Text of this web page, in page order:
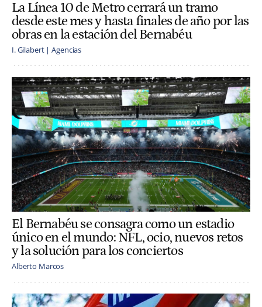
La Línea 10 de Metro cerrará un tramo
desde este mes y hasta finales de año por las
obras en la estación del Bernabéu
I. Gilabert | Agencias
El Bernabéu se consagra como un estadio
único en el mundo: NFL, ocio, nuevos retos
y la solución para los conciertos
Alberto Marcos